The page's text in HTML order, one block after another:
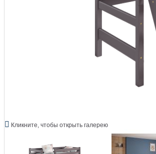
Кликните, чтобы открыть галерею